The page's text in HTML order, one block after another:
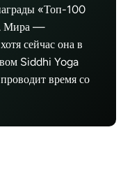
«Топ-100
Мира —
сейчас она в
Siddhi Yoga
время со